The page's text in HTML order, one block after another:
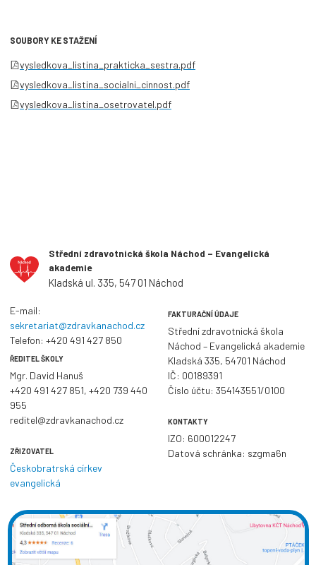
SOUBORY KE STAŽENÍ
vysledkova_listina_prakticka_sestra.pdf
vysledkova_listina_socialni_cinnost.pdf
vysledkova_listina_osetrovatel.pdf
Střední zdravotnická škola Náchod – Evangelická
akademie
Kladská ul. 335, 547 01 Náchod
E-mail:
sekretariat@zdravkanachod.cz
Telefon: +420 491 427 850
ŘEDITEL ŠKOLY
Mgr. David Hanuš
+420 491 427 851, +420 739 440
955
reditel@zdravkanachod.cz
ZŘIZOVATEL
Českobratrská církev
evangelická
FAKTURAČNÍ ÚDAJE
Střední zdravotnická škola
Náchod – Evangelická akademie
Kladská 335, 54701 Náchod
IČ: 00189391
Číslo účtu: 354143551/0100
KONTAKTY
IZO: 600012247
Datová schránka: szgma6n